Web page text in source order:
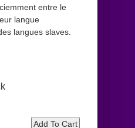
entre le
langue
langues slaves.